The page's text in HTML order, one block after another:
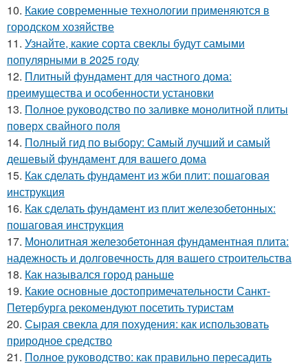
10. Какие современные технологии применяются в
городском хозяйстве
11. Узнайте, какие сорта свеклы будут самыми
популярными в 2025 году
12. Плитный фундамент для частного дома:
преимущества и особенности установки
13. Полное руководство по заливке монолитной плиты
поверх свайного поля
14. Полный гид по выбору: Самый лучший и самый
дешевый фундамент для вашего дома
15. Как сделать фундамент из жби плит: пошаговая
инструкция
16. Как сделать фундамент из плит железобетонных:
пошаговая инструкция
17. Монолитная железобетонная фундаментная плита:
надежность и долговечность для вашего строительства
18. Как назывался город раньше
19. Какие основные достопримечательности Санкт-
Петербурга рекомендуют посетить туристам
20. Сырая свекла для похудения: как использовать
природное средство
21. Полное руководство: как правильно пересадить